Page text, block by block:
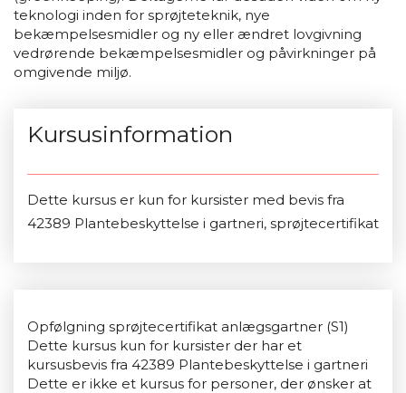
teknologi inden for sprøjteteknik, nye
bekæmpelsesmidler og ny eller ændret lovgivning
vedrørende bekæmpelsesmidler og påvirkninger på
omgivende miljø.
Kursusinformation
Dette kursus er kun for kursister med bevis fra
42389 Plantebeskyttelse i gartneri, sprøjtecertifikat
Opfølgning sprøjtecertifikat anlægsgartner (S1)
Dette kursus kun for kursister der har et
kursusbevis fra 42389 Plantebeskyttelse i gartneri
Dette er ikke et kursus for personer, der ønsker at